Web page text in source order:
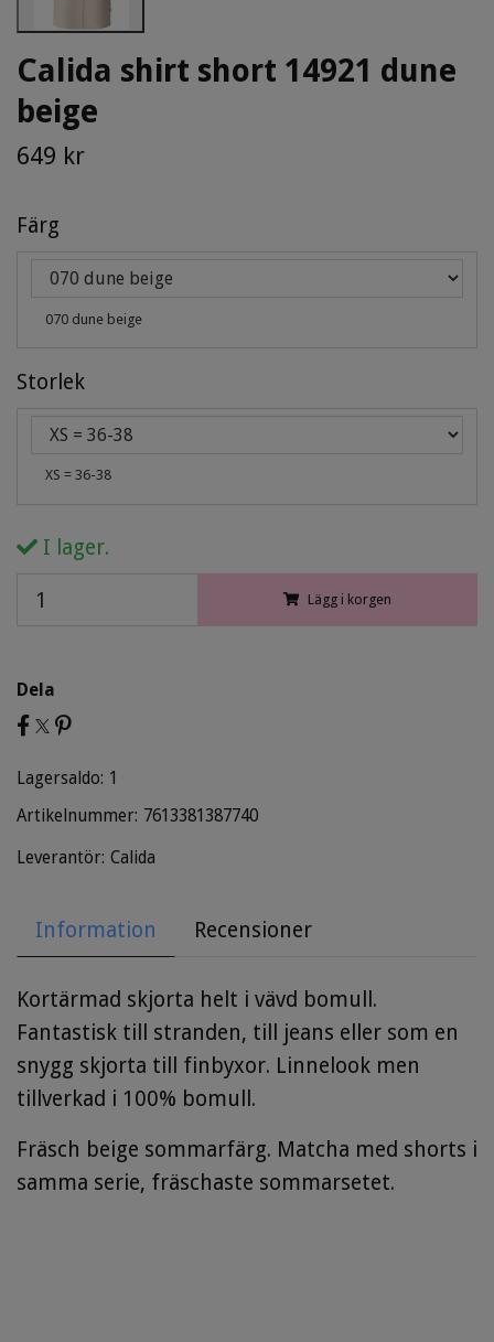
Calida shirt short 14921 dune
beige
649 kr
Färg
070 dune beige
Storlek
XS = 36-38
I lager.
Lägg i korgen
Dela
Lagersaldo: 1
Artikelnummer: 7613381387740
Leverantör: Calida
Information Recensioner
Kortärmad skjorta helt i vävd bomull.
Fantastisk till stranden, till jeans eller som en
snygg skjorta till finbyxor. Linnelook men
tillverkad i 100% bomull.
Fräsch beige sommarfärg. Matcha med shorts i
samma serie, fräschaste sommarsetet.